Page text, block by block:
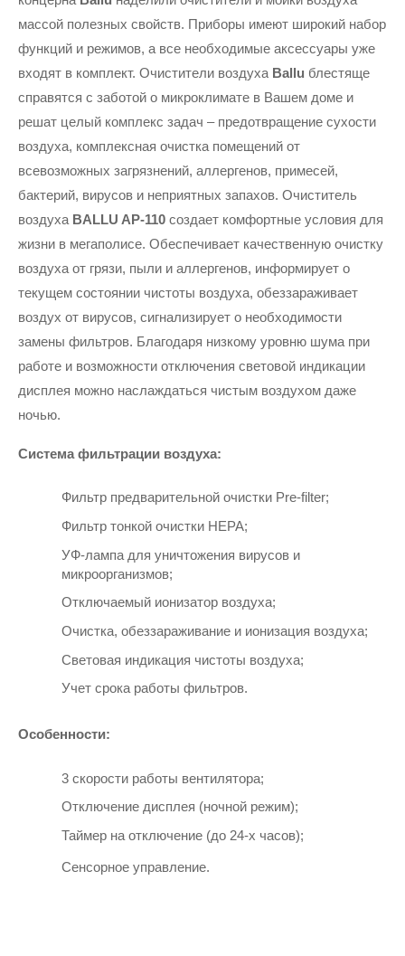
массой полезных свойств. Приборы имеют широкий набор
функций и режимов, а все необходимые аксессуары уже
входят в комплект. Очистители воздуха Ballu блестяще
справятся с заботой о микроклимате в Вашем доме и
решат целый комплекс задач – предотвращение сухости
воздуха, комплексная очистка помещений от
всевозможных загрязнений, аллергенов, примесей,
бактерий, вирусов и неприятных запахов. Очиститель
воздуха BALLU AP-110 создает комфортные условия для
жизни в мегаполисе. Обеспечивает качественную очистку
воздуха от грязи, пыли и аллергенов, информирует о
текущем состоянии чистоты воздуха, обеззараживает
воздух от вирусов, сигнализирует о необходимости
замены фильтров. Благодаря низкому уровню шума при
работе и возможности отключения световой индикации
дисплея можно наслаждаться чистым воздухом даже
ночью.
Система фильтрации воздуха:
Фильтр предварительной очистки Pre-filter;
Фильтр тонкой очистки НЕРА;
УФ-лампа для уничтожения вирусов и
микроорганизмов;
Отключаемый ионизатор воздуха;
Очистка, обеззараживание и ионизация воздуха;
Световая индикация чистоты воздуха;
Учет срока работы фильтров.
Особенности:
3 скорости работы вентилятора;
Отключение дисплея (ночной режим);
Таймер на отключение (до 24-х часов);
Сенсорное управление.